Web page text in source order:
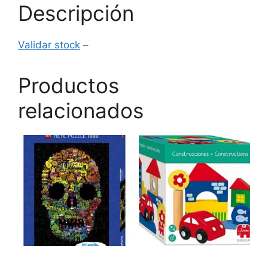
Descripción
Validar stock –
Productos
relacionados